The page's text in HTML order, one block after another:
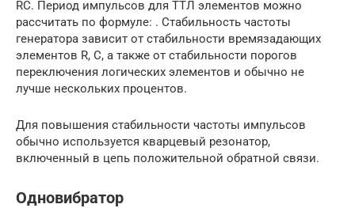
RC. Период импульсов для ТТЛ элементов можно
рассчитать по формуле: . Стабильность частоты
генератора зависит от стабильности времязадающих
элементов R, C, а также от стабильности порогов
переключения логических элементов и обычно не
лучше нескольких процентов.
Для повышения стабильности частоты импульсов
обычно используется кварцевый резонатор,
включенный в цепь положительной обратной связи.
Одновибратор